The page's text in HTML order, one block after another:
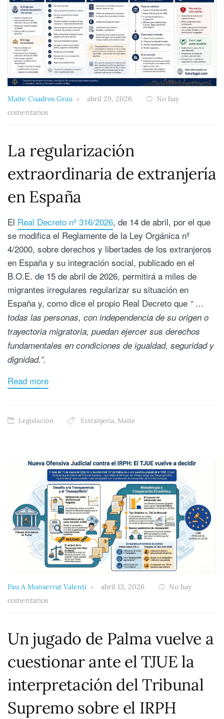
Maite Cuadros Grau abril 29, 2026
No hay
comentarios
La regularización
extraordinaria de extranjería
en España
El Real Decreto nº 316/2026, de 14 de abril, por el que
se modifica el Reglamente de la Ley Orgánica nº
4/2000, sobre derechos y libertades de los extranjeros
en España y su integración social, publicado en el
B.O.E. de 15 de abril de 2026, permitirá a miles de
migrantes irregulares regularizar su situación en
España y, como dice el propio Real Decreto que “ …
todas las personas, con independencia de su origen o
trayectoria migratoria, puedan ejercer sus derechos
fundamentales en condiciones de igualdad, seguridad y
dignidad.”.
Read more
Legislación Extranjería, Maite
Pau A Monserrat Valenti abril 13, 2026
No hay
comentarios
Un jugado de Palma vuelve a
cuestionar ante el TJUE la
interpretación del Tribunal
Supremo sobre el IRPH